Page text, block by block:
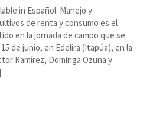
in Español. Manejo y
de renta y consumo es el
en la jornada de campo que se
de junio, en Edelira (Itapúa), en la
Ramírez, Dominga Ozuna y